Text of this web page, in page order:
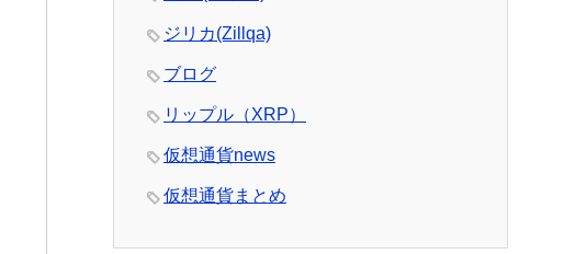
ジリカ(Zillqa)
ブログ
リップル（XRP）
仮想通貨news
仮想通貨まとめ